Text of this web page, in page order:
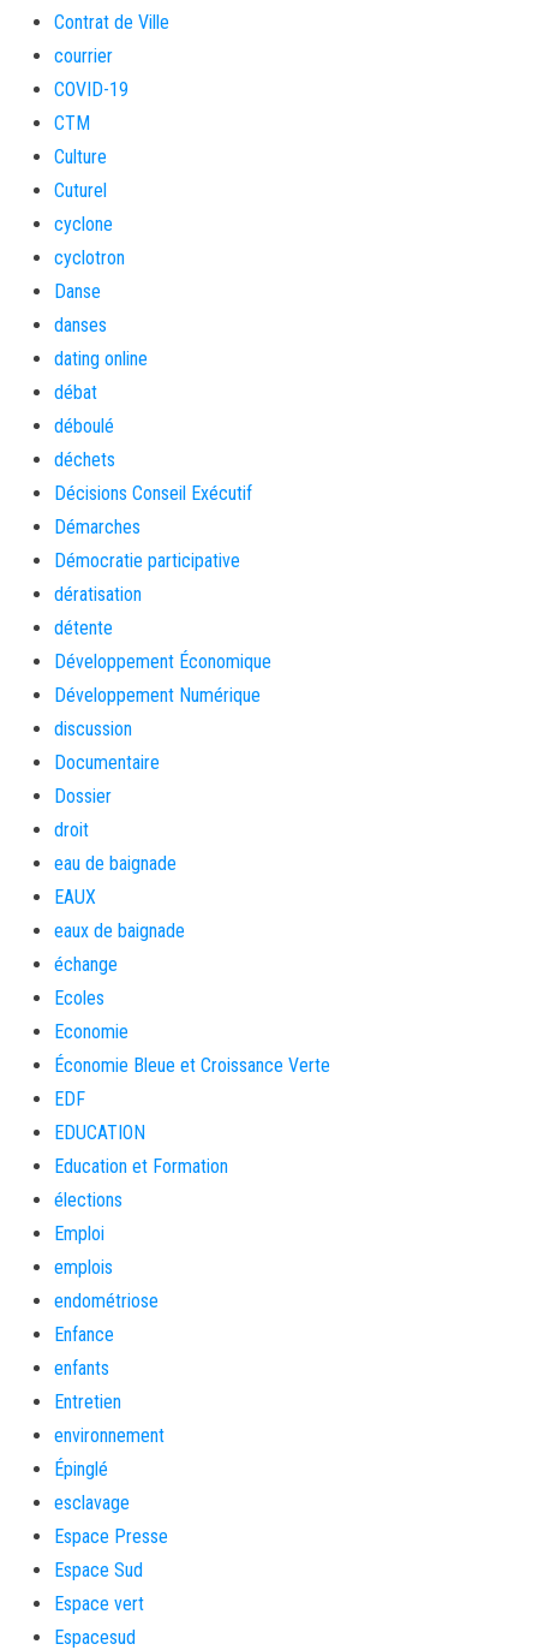
Contrat de Ville
courrier
COVID-19
CTM
Culture
Cuturel
cyclone
cyclotron
Danse
danses
dating online
débat
déboulé
déchets
Décisions Conseil Exécutif
Démarches
Démocratie participative
dératisation
détente
Développement Économique
Développement Numérique
discussion
Documentaire
Dossier
droit
eau de baignade
EAUX
eaux de baignade
échange
Ecoles
Economie
Économie Bleue et Croissance Verte
EDF
EDUCATION
Education et Formation
élections
Emploi
emplois
endométriose
Enfance
enfants
Entretien
environnement
Épinglé
esclavage
Espace Presse
Espace Sud
Espace vert
Espacesud